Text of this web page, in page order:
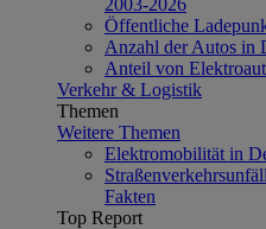
Öffentliche
Anzahl der Autos in
Anteil von
Verkehr & Logistik
Themen
Weitere Themen
Elektromobilität in
Fakten
Top Report